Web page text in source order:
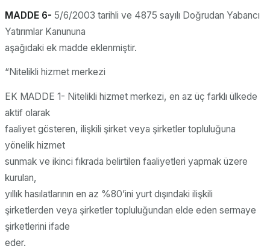
MADDE 6- 5/6/2003 tarihli ve 4875 sayılı Doğrudan Yabancı
Yatırımlar Kanununa
aşağıdaki ek madde eklenmiştir.
“Nitelikli hizmet merkezi
EK MADDE 1- Nitelikli hizmet merkezi, en az üç farklı ülkede
aktif olarak
faaliyet gösteren, ilişkili şirket veya şirketler topluluğuna
yönelik hizmet
sunmak ve ikinci fıkrada belirtilen faaliyetleri yapmak üzere
kurulan,
yıllık hasılatlarının en az %80’ini yurt dışındaki ilişkili
şirketlerden veya şirketler topluluğundan elde eden sermaye
şirketlerini ifade
eder.